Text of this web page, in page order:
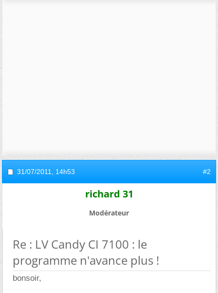
31/07/2011, 14h53 #2
richard 31
Modérateur
Re : LV Candy CI 7100 : le
programme n'avance plus !
bonsoir,